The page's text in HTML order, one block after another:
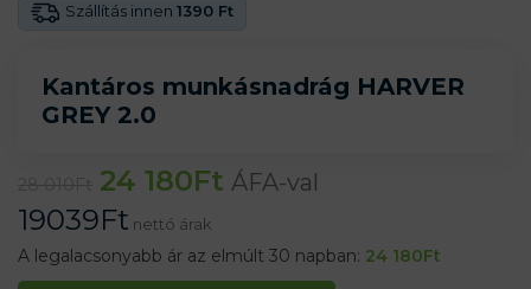
Kantáros munkásnadrág HARVER
GREY 2.0
Szállítás innen 1390 Ft
24 180Ft ÁFA-val
19039Ft nettó árak
A legalacsonyabb ár az elmúlt 30 napban: 24 180Ft